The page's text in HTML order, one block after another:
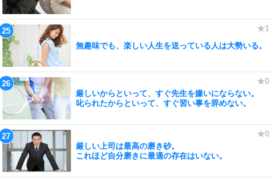
無趣味でも、楽しい人生を送っている人は大勢いる。
厳しいからといって、すぐ先生を嫌いにならない。
叱られたからといって、すぐ習い事を辞めない。
厳しい上司は最高の磨き砂。
これほど自分磨きに最適の存在はいない。